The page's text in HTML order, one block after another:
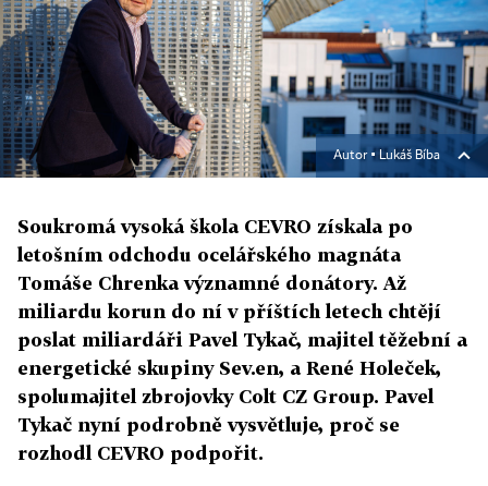
Autor ▪ Lukáš Bíba
Soukromá vysoká škola CEVRO získala po
letošním odchodu ocelářského magnáta
Tomáše Chrenka významné donátory. Až
miliardu korun do ní v příštích letech chtějí
poslat miliardáři Pavel Tykač, majitel těžební a
energetické skupiny Sev.en, a René Holeček,
spolumajitel zbrojovky Colt CZ Group. Pavel
Tykač nyní podrobně vysvětluje, proč se
rozhodl CEVRO podpořit.